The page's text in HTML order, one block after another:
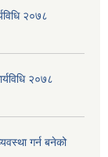
२०७८
२०७८
गर्न बनेको